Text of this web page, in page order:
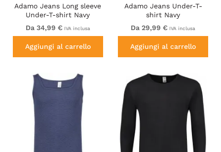
Adamo Jeans Long sleeve
Under-T-shirt Navy
Da 34,99 € IVA inclusa
Aggiungi al carrello
Adamo Jeans Under-T-
shirt Navy
Da 29,99 € IVA inclusa
Aggiungi al carrello